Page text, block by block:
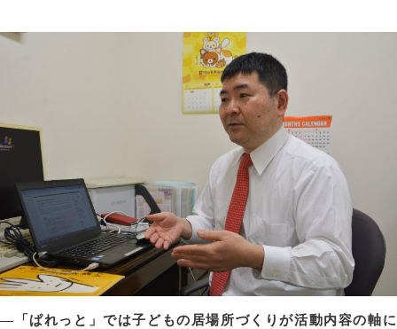
—「ぱれっと」では子どもの居場所づくりが活動内容の軸に